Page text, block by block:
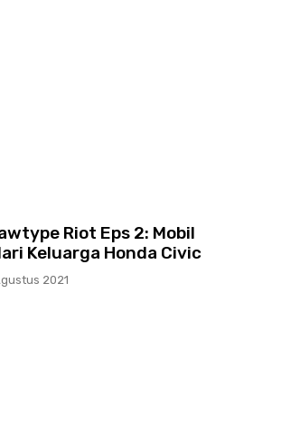
Riot Eps 2: Mobil
Keluarga Honda Civic
2021